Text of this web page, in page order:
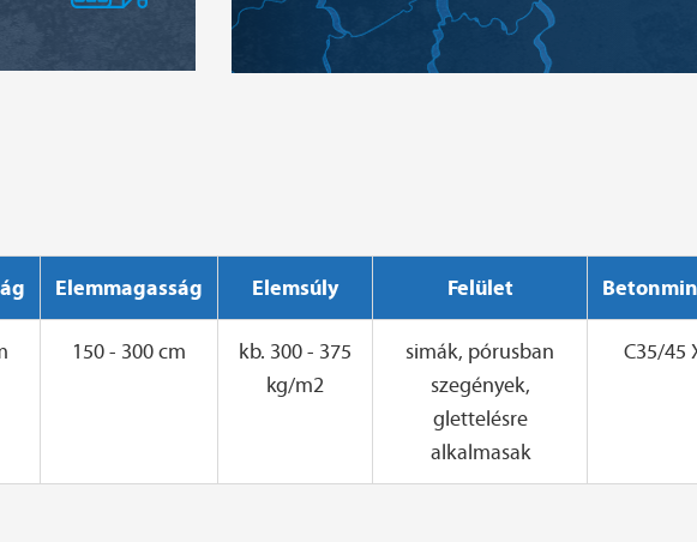
Elemmagasság Elemsúly Felület
150 - 300 cm
kb. 300 - 375
kg/m2
simák, pórusban
szegények,
glettelésre
alkalmasak
C35/45